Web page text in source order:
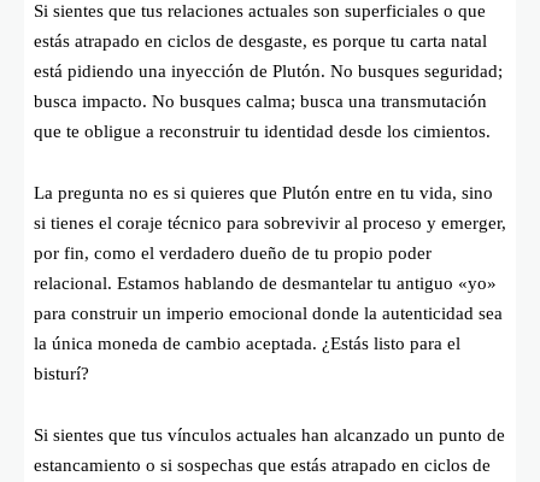
Si sientes que tus relaciones actuales son superficiales o que
estás atrapado en ciclos de desgaste, es porque tu carta natal
está pidiendo una inyección de Plutón. No busques seguridad;
busca impacto. No busques calma; busca una transmutación
que te obligue a reconstruir tu identidad desde los cimientos.
La pregunta no es si quieres que Plutón entre en tu vida, sino
si tienes el coraje técnico para sobrevivir al proceso y emerger,
por fin, como el verdadero dueño de tu propio poder
relacional. Estamos hablando de desmantelar tu antiguo «yo»
para construir un imperio emocional donde la autenticidad sea
la única moneda de cambio aceptada. ¿Estás listo para el
bisturí?
Si sientes que tus vínculos actuales han alcanzado un punto de
estancamiento o si sospechas que estás atrapado en ciclos de